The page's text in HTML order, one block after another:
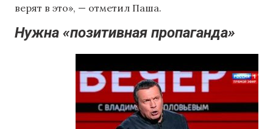
верят в это», — отметил Паша.
Нужна «позитивная пропаганда»